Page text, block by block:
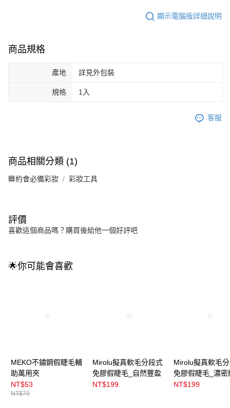
顯示電腦版詳細說明
商品規格
產地 詳見外包裝
規格 1入
客服
商品相關分類 (1)
🟦約會必備彩妝 彩妝工具
評價
喜歡這個商品嗎？購買後給他一個好評吧
🌟你可能會喜歡
MEKO不鏽鋼假睫毛輔
助萬用夾
NT$53
NT$79
Mirolu擬真軟毛分段式
免膠假睫毛_自然豐盈
NT$199
Mirolu擬真軟毛
免膠假睫毛_濃密
NT$199